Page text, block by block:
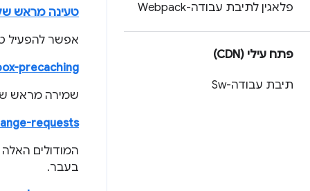
פלאגין לתיבת עבודה-Webpack
פתח עילי (CDN)
תיבת עבודה-Sw
טעינה מראש
אפשר להפעיל
precaching
שמירה מראש של
requests
המודולים
בעבר.